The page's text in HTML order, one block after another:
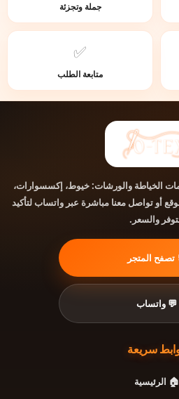
جملة وتجزئة
✅
متابعة الطلب
الخياطة والورشات: خيوط، إكسسوارات،
أو تواصل معنا مباشرة عبر واتساب لتأكيد
والسعر.
تصفح المتجر
💬 واتساب
سريعة
🏠 الرئيسية